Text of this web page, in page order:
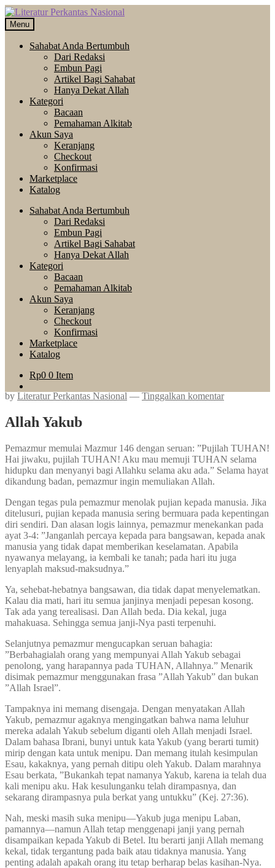
Skip
to
navigation
Langsung
ke
isi
Menu
Sahabat Anda Bertumbuh
Dari Redaksi
Embun Pagi
Artikel Bagi Sahabat
Hanya Dekat Allah
Kategori
Bacaan
Pemahaman Alkitab
Akun Saya
Keranjang
Checkout
Konfirmasi
Marketplace
Katalog
Sahabat Anda Bertumbuh
Dari Redaksi
Embun Pagi
Artikel Bagi Sahabat
Hanya Dekat Allah
Kategori
Bacaan
Pemahaman Alkitab
Akun Saya
Keranjang
Checkout
Konfirmasi
Marketplace
Katalog
Rp0 0 Item
by Literatur Perkantas Nasional — Tinggalkan komentar
Allah Yakub
Pemazmur memulai Mazmur 146 dengan seruan: ”Pujilah TUHAN!
Hai jiwaku, pujilah TUHAN! Aku mau memuji TUHAN selama
hidupku dan menyanyi bagi Allahku selama aku ada.” Selama hayat
dikandung badan, pemazmur ingin memuliakan Allah.
Dengan tegas pula pemazmur menolak pujian kepada manusia. Jika
ditelusuri, pujian kepada manusia sering bermuara pada kepentingan
diri sendiri. Dan alasan logis lainnya, pemazmur menekankan pada
ayat 3-4: ”Janganlah percaya kepada para bangsawan, kepada anak
manusia yang tidak dapat memberikan keselamatan. Apabila
nyawanya melayang, ia kembali ke tanah; pada hari itu juga
lenyaplah maksud-maksudnya.”
Ya, sehebat-hebatnya bangsawan, dia tidak dapat menyelematkan.
Kalau dia mati, hari itu semua janjinya menjadi pepesan kosong.
Tak ada yang terealisasi. Dan Allah beda. Dia kekal, juga
mahakuasa. Sehingga semua janji-Nya pasti terpenuhi.
Selanjutnya pemazmur mengucapkan seruan bahagia:
”Berbahagialah orang yang mempunyai Allah Yakub sebagai
penolong, yang harapannya pada TUHAN, Allahnya.” Menarik
disimak pemazmur menggunakan frasa ”Allah Yakub” dan bukan
”Allah Israel”.
Tampaknya ini memang disengaja. Dengan menyatakan Allah
Yakub, pemazmur agaknya mengingatkan bahwa nama leluhur
mereka adalah Yakub sebelum diganti oleh Allah menjadi Israel.
Dalam bahasa Ibrani, bunyi untuk kata Yakub (yang berarti tumit)
mirip dengan kata untuk menipu. Dan memang itulah kesimpulan
Esau, kakaknya, yang pernah ditipu oleh Yakub. Dalam marahnya
Esau berkata, ”Bukankah tepat namanya Yakub, karena ia telah dua
kali menipu aku. Hak kesulunganku telah dirampasnya, dan
sekarang dirampasnya pula berkat yang untukku” (Kej. 27:36).
Nah, meski masih suka menipu—Yakub juga menipu Laban,
pamannya—namun Allah tetap menggenapi janji yang pernah
disampaikan kepada Yakub di Betel. Itu berarti janji Allah memang
kekal, tidak tergantung pada baik atau tidaknya manusia. Yang
penting adalah apakah orang itu tetap berharap belas kasihan-Nya.